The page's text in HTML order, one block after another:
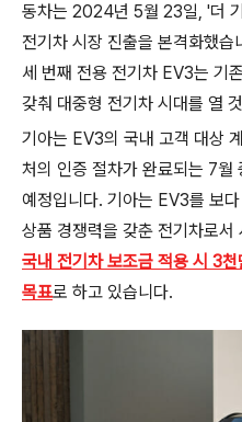
동차는 2024년 5월 23일, '더
전기차 시장 진출을 본격화했
세 번째 전용 전기차 EV3는 기
갖춰 대중형 전기차 시대를 열
기아는 EV3의 국내 고객 대상
처의 인증 절차가 완료되는 7월
예정입니다. 기아는 EV3를 보
상품 경쟁력을 갖춘 전기차로
국내 전기차 보조금 적용 시 3
목표로 하고 있습니다.